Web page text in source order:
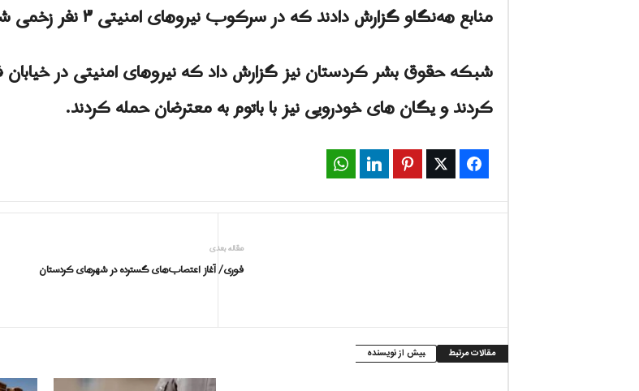
منابع هه‌نگاو گزارش دادند که در سرکوب نیروهای امنیتی ۳ نفر زخمی شدند.
شبکه حقوق بشر کردستان نیز گزارش داد که نیروهای امنیتى در
کردند و یگان های خودرویی نیز با باتوم به معترضان حمله کردند.
Facebook
Twitter
Pinterest
LinkedIn
مقاله بعدی
فوری/ آغاز اعتصاب‌‌های گسترده در شهرهای کردستان
مقالات مرتبط بیش از نویسنده